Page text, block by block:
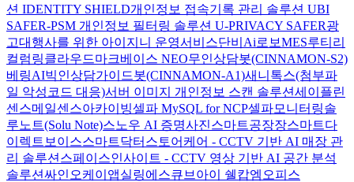
션 IDENTITY SHIELD개인정보 접속기록 관리 솔루션 UBI
SAFER-PSM 개인정보 필터링 솔루션 U-PRIVACY SAFER광
고대행사를 위한 아이지니 운영서비스단비Ai로보MES루티 리
컬럼링클라우드마크베이스 NEO무인상담봇(CINNAMON-S2)
베링AI빅인상담가이드봇(CINNAMON-A1)새니톡스(첨부파
일 악성코드 대응)서버 이미지 개인정보 스캔 솔루션세이플린
센스메일센스아카이빙셀파 MySQL for NCP셀파모니터링솔
루노트(Solu Note)스노우 AI 증명사진스마트공장장스마트다
이렉트보이스스마트닥터 스토어케어 - CCTV 기반 AI 매장 관
리 솔루션 스페이스인사이트 - CCTV 영상 기반 AI 공간 분석
솔루션싸인오케이 앱실링에스큐브아이 쉘캅엠오피스